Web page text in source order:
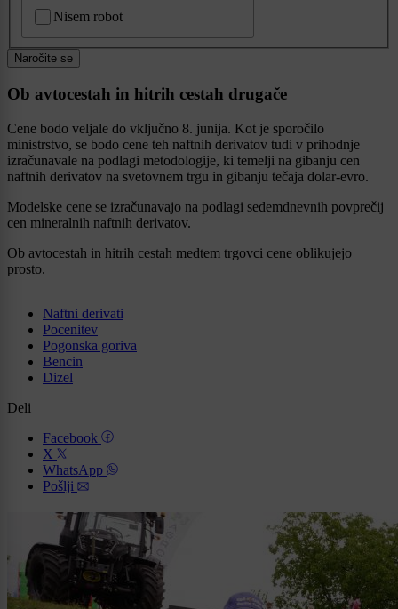
Nisem robot
Naročite se
Ob avtocestah in hitrih cestah drugače
Cene bodo veljale do vključno 8. junija. Kot je sporočilo
ministrstvo, se bodo cene teh naftnih derivatov tudi v prihodnje
izračunavale na podlagi metodologije, ki temelji na gibanju cen
naftnih derivatov na svetovnem trgu in gibanju tečaja dolar-evro.
Modelske cene se izračunavajo na podlagi sedemdnevnih povprečij
cen mineralnih naftnih derivatov.
Ob avtocestah in hitrih cestah medtem trgovci cene oblikujejo
prosto.
Naftni derivati
Pocenitev
Pogonska goriva
Bencin
Dizel
Deli
Facebook
X
WhatsApp
Pošlji